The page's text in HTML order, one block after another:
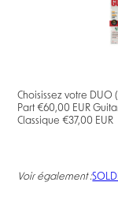
Choisissez votre DUO
Part €60,00 EUR
Classique €37,00 EUR
Voir également :